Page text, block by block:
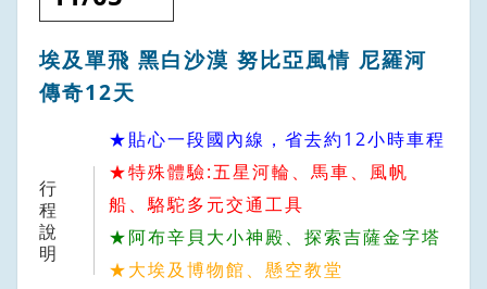
埃及單飛 黑白沙漠 努比亞風情 尼羅河
傳奇12天
行
程
說
明
★貼心一段國內線，省去約12小時車程
★特殊體驗:五星河輪、馬車、風帆
船、駱駝多元交通工具
★阿布辛貝大小神殿、探索吉薩金字塔
★大埃及博物館、懸空教堂